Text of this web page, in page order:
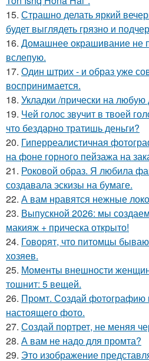
15. Страшно делать яркий
будет выглядеть грязно и
16. Домашнее окрашивание не
вслепую.
17. Один штрих - и образ уже
воспринимается.
18. Укладки /прически на любую
19. Чей голос звучит в твоей
что бездарно тратишь деньги?
20. Гиперреалистичная
на фоне горного пейзажа на
21. Роковой образ. Я любила
создавала эскизы на бумаге.
22. А вам нравятся нежные
23. Выпускной 2026: мы
макияж + прическа открыто!
24. Говорят, что питомцы
хозяев.
25. Моменты внешности
тошнит: 5 вещей.
26. Промт. Создай фотографию
настоящего фото.
27. Создай портрет, не меняя
28. А вам не надо для промта?
29. Это изображение